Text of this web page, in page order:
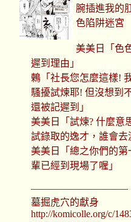
腕插進我的
色陷阱迷宮
美美日「色
遲到理由」
鶇「社長您怎麼這樣!
騷擾試煉耶! 但沒想到
還被記遲到」
美美日「試煉? 什麼意
試錄取的逸才，誰會去
美美日「總之你們的
輩已經到現場了喔」
——————————
墓掘虎穴的獻身
http://komicolle.org/c/